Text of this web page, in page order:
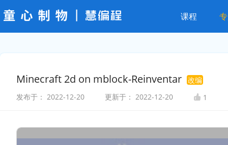
课程
Minecraft 2d on mblock-Reinventar
改编
发布于： 2022-12-20 更新于： 2022-12-20 1